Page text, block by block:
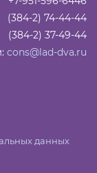
(384-2) 74-44-44
(384-2) 37-49-44
cons@lad-dva.ru
данных